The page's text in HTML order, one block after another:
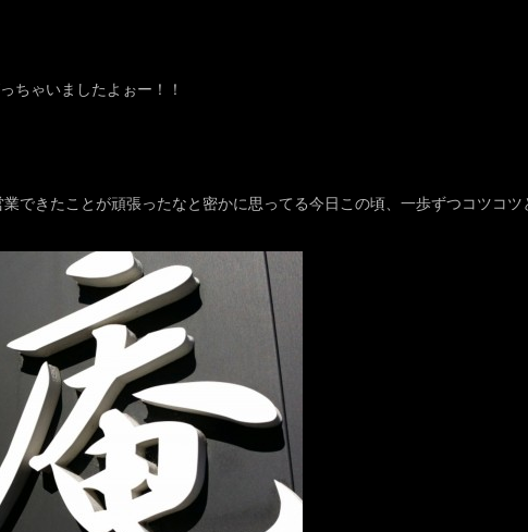
ちゃいましたよぉー！！
できたことが頑張ったなと密かに思ってる今日この頃、一歩ずつコツコツ